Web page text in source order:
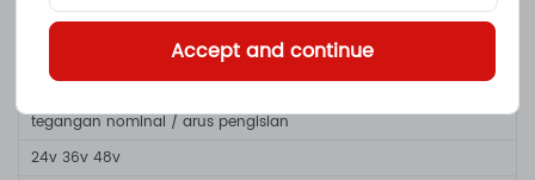
baterai berbasis timbal
tegangan nominal / arus pengisian
24v 36v 48v
Accept and continue